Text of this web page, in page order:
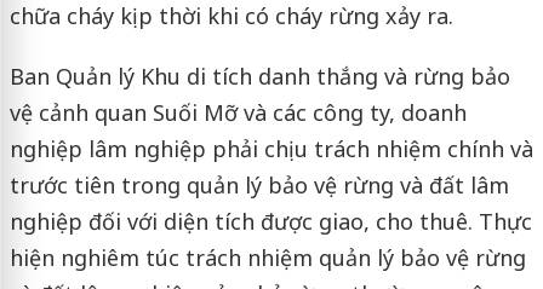
chữa cháy kịp thời khi có cháy rừng xảy ra.
Ban Quản lý Khu di tích danh thắng và rừng bảo
vệ cảnh quan Suối Mỡ và các công ty, doanh
nghiệp lâm nghiệp phải chịu trách nhiệm chính và
trước tiên trong quản lý bảo vệ rừng và đất lâm
nghiệp đối với diện tích được giao, cho thuê. Thực
hiện nghiêm túc trách nhiệm quản lý bảo vệ rừng